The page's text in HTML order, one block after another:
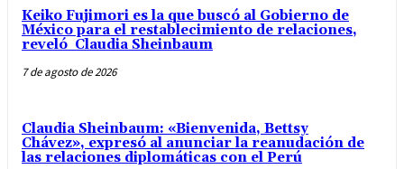
Keiko Fujimori es la que buscó al Gobierno de
México para el restablecimiento de relaciones,
reveló Claudia Sheinbaum
7 de agosto de 2026
Claudia Sheinbaum: «Bienvenida, Bettsy
Chávez», expresó al anunciar la reanudación de
las relaciones diplomáticas con el Perú